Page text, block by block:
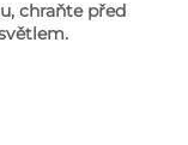
chraňte před